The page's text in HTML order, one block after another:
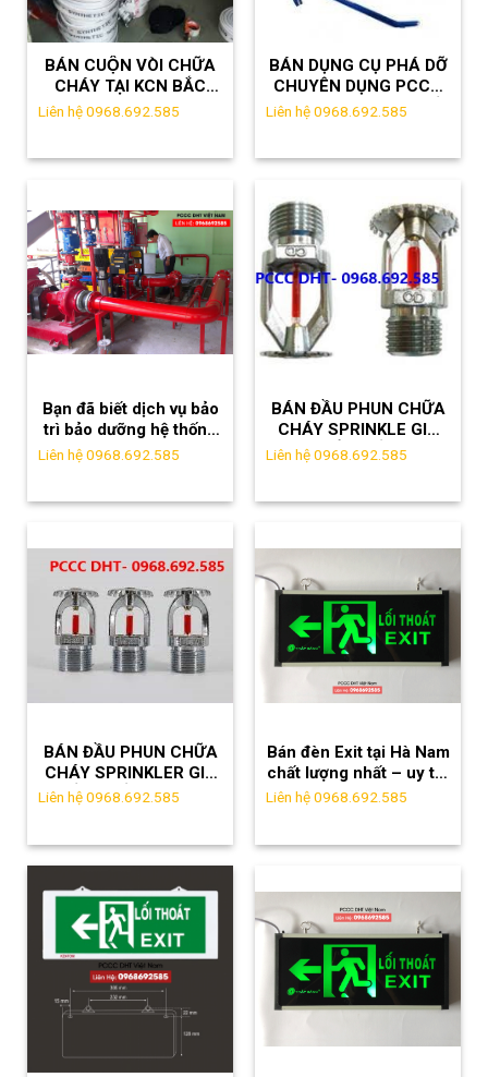
BÁN CUỘN VÒI CHỮA
CHÁY TẠI KCN BẮC
THĂNG LONG – LH:
Liên hệ 0968.692.585
BÁN DỤNG CỤ PHÁ DỠ
CHUYÊN DỤNG PCCC
TẠI HƯNG YÊN GIÁ TỐT
Liên hệ 0968.692.585
Bạn đã biết dịch vụ bảo
trì bảo dưỡng hệ thống
phòng cháy chữa cháy
Liên hệ 0968.692.585
BÁN ĐẦU PHUN CHỮA
CHÁY SPRINKLE GIÁ
RẺ NHẤT
Liên hệ 0968.692.585
BÁN ĐẦU PHUN CHỮA
CHÁY SPRINKLER GIÁ
TỐT NHẤT TẠI KCN
Liên hệ 0968.692.585
Bán đèn Exit tại Hà Nam
chất lượng nhất – uy tín
– giá rẻ
Liên hệ 0968.692.585